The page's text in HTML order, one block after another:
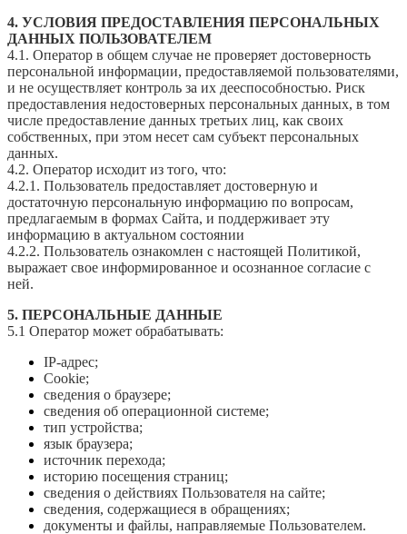
4. УСЛОВИЯ ПРЕДОСТАВЛЕНИЯ ПЕРСОНАЛЬНЫХ
ДАННЫХ ПОЛЬЗОВАТЕЛЕМ
4.1. Оператор в общем случае не проверяет достоверность
персональной информации, предоставляемой пользователями,
и не осуществляет контроль за их дееспособностью. Риск
предоставления недостоверных персональных данных, в том
числе предоставление данных третьих лиц, как своих
собственных, при этом несет сам субъект персональных
данных.
4.2. Оператор исходит из того, что:
4.2.1. Пользователь предоставляет достоверную и
достаточную персональную информацию по вопросам,
предлагаемым в формах Сайта, и поддерживает эту
информацию в актуальном состоянии
4.2.2. Пользователь ознакомлен с настоящей Политикой,
выражает свое информированное и осознанное согласие с
ней.
5. ПЕРСОНАЛЬНЫЕ ДАННЫЕ
5.1 Оператор может обрабатывать:
IP-адрес;
Cookie;
сведения о браузере;
сведения об операционной системе;
тип устройства;
язык браузера;
источник перехода;
историю посещения страниц;
сведения о действиях Пользователя на сайте;
сведения, содержащиеся в обращениях;
документы и файлы, направляемые Пользователем.